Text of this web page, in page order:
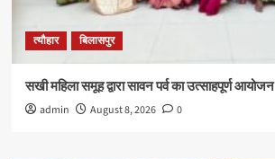
त्यौहार बिलासपुर
सखी महिला समूह द्वारा सावन पर्व का उत्साहपूर्ण आयोजन
admin August 8, 2026 0